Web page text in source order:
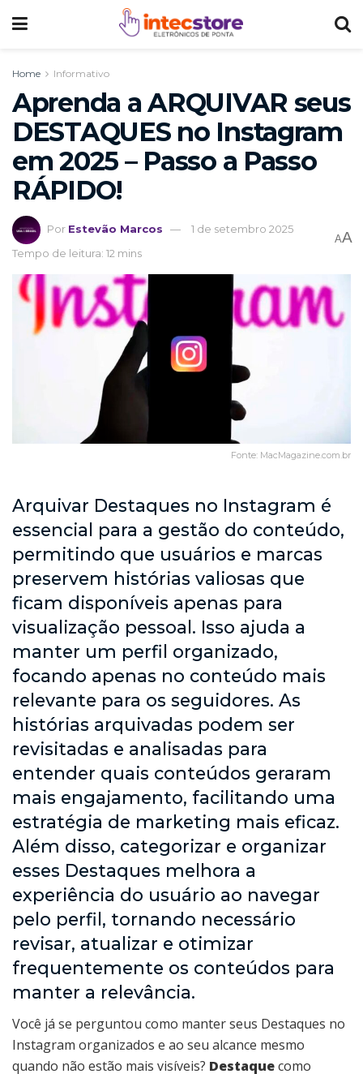
Home Informativo
Aprenda a ARQUIVAR seus
DESTAQUES no Instagram
em 2025 – Passo a Passo
RÁPIDO!
Por Estevão Marcos
1 de setembro 2025
Tempo de leitura: 12 mins
AA
Fonte: MacMagazine.com.br
Arquivar Destaques no Instagram é
essencial para a gestão do conteúdo,
permitindo que usuários e marcas
preservem histórias valiosas que
ficam disponíveis apenas para
visualização pessoal. Isso ajuda a
manter um perfil organizado,
focando apenas no conteúdo mais
relevante para os seguidores. As
histórias arquivadas podem ser
revisitadas e analisadas para
entender quais conteúdos geraram
mais engajamento, facilitando uma
estratégia de marketing mais eficaz.
Além disso, categorizar e organizar
esses Destaques melhora a
experiência do usuário ao navegar
pelo perfil, tornando necessário
revisar, atualizar e otimizar
frequentemente os conteúdos para
manter a relevância.
Você já se perguntou como manter seus Destaques no
Instagram organizados e ao seu alcance mesmo
quando não estão mais visíveis? Destaquecomo